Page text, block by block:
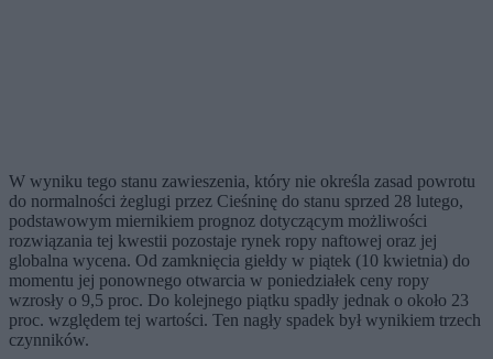
W wyniku tego stanu zawieszenia, który nie określa zasad powrotu
do normalności żeglugi przez Cieśninę do stanu sprzed 28 lutego,
podstawowym miernikiem prognoz dotyczącym możliwości
rozwiązania tej kwestii pozostaje rynek ropy naftowej oraz jej
globalna wycena. Od zamknięcia giełdy w piątek (10 kwietnia) do
momentu jej ponownego otwarcia w poniedziałek ceny ropy
wzrosły o 9,5 proc. Do kolejnego piątku spadły jednak o około 23
proc. względem tej wartości. Ten nagły spadek był wynikiem trzech
czynników.